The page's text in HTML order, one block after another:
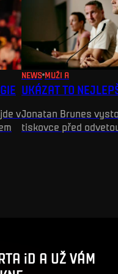
v
NEWS MUŽI A
UKÁZAT TO
Jonatan Brunes
tiskovce před
iD A UŽ VÁM